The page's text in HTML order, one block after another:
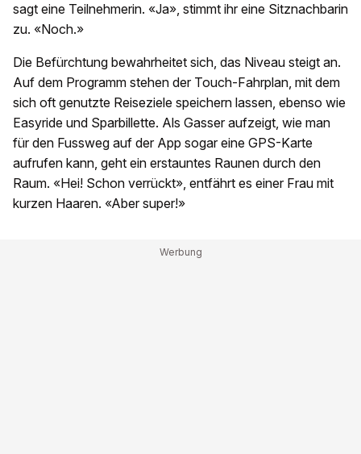
sagt eine Teilnehmerin. «Ja», stimmt ihr eine Sitznachbarin
zu. «Noch.»
Die Befürchtung bewahrheitet sich, das Niveau steigt an.
Auf dem Programm stehen der Touch-Fahrplan, mit dem
sich oft genutzte Reiseziele speichern lassen, ebenso wie
Easyride und Sparbillette. Als Gasser aufzeigt, wie man
für den Fussweg auf der App sogar eine GPS-Karte
aufrufen kann, geht ein erstauntes Raunen durch den
Raum. «Hei! Schon verrückt», entfährt es einer Frau mit
kurzen Haaren. «Aber super!»